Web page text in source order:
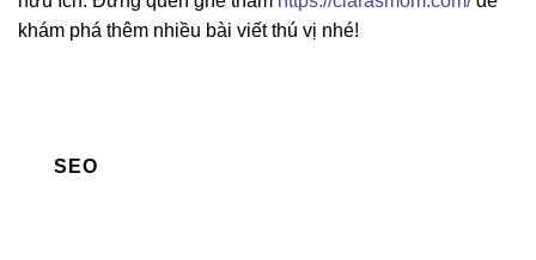
khám phá thêm nhiều bài viết thú vị nhé!
SEO